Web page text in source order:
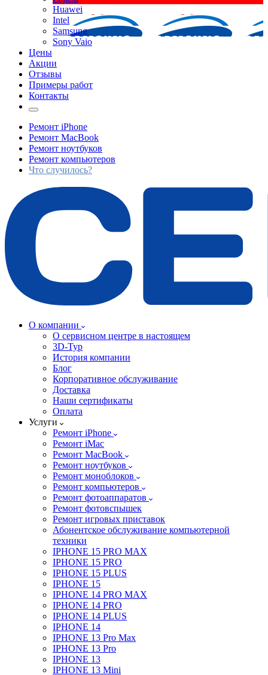
Huawei
Intel
Samsung
Sony Vaio
Цены
Акции
Отзывы
Примеры работ
Контакты
Ремонт iPhone
Ремонт MacBook
Ремонт ноутбуков
Ремонт компьютеров
Что случилось?
О компании
О сервисном центре в настоящем
3D-Тур
История компании
Блог
Корпоративное обслуживание
Доставка
Наши сертификаты
Оплата
Услуги
Ремонт iPhone
Ремонт iMac
Ремонт MacBook
Ремонт ноутбуков
Ремонт моноблоков
Ремонт компьютеров
Ремонт фотоаппаратов
Ремонт фотовспышек
Ремонт игровых приставок
Абонентское обслуживание компьютерной
техники
IPHONE 15 PRO MAX
IPHONE 15 PRO
IPHONE 15 PLUS
IPHONE 15
IPHONE 14 PRO MAX
IPHONE 14 PRO
IPHONE 14 PLUS
IPHONE 14
IPHONE 13 Pro Max
IPHONE 13 Pro
IPHONE 13
IPHONE 13 Mini